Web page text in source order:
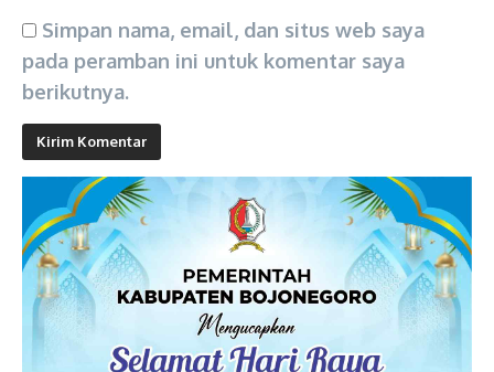
Simpan nama, email, dan situs web saya
pada peramban ini untuk komentar saya
berikutnya.